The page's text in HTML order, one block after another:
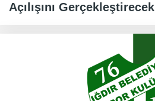
Açılışını Gerçekleştirecek